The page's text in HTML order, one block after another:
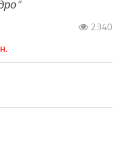
2340